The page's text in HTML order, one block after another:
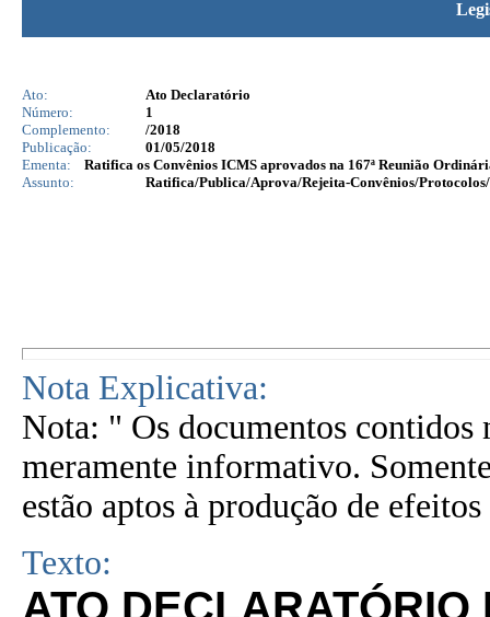
Ato:
Ato Declaratório
Número:
1
Complemento:
/2018
Publicação:
01/05/2018
Ementa:
Ratifica os Convênios ICMS aprovados na 167ª Reunião
Assunto:
Ratifica/Publica/Aprova/Rejeita-Convênios/
Nota Explicativa:
Nota: " Os documentos contidos
meramente informativo.
estão aptos à produção de
Texto:
ATO DECLARATÓRIO